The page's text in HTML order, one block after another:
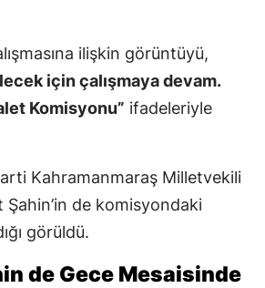
ilişkin görüntüyü,
için çalışmaya devam.
Komisyonu” ifadeleriyle
Kahramanmaraş Milletvekili
Şahin’in de komisyondaki
görüldü.
de Gece Mesaisinde